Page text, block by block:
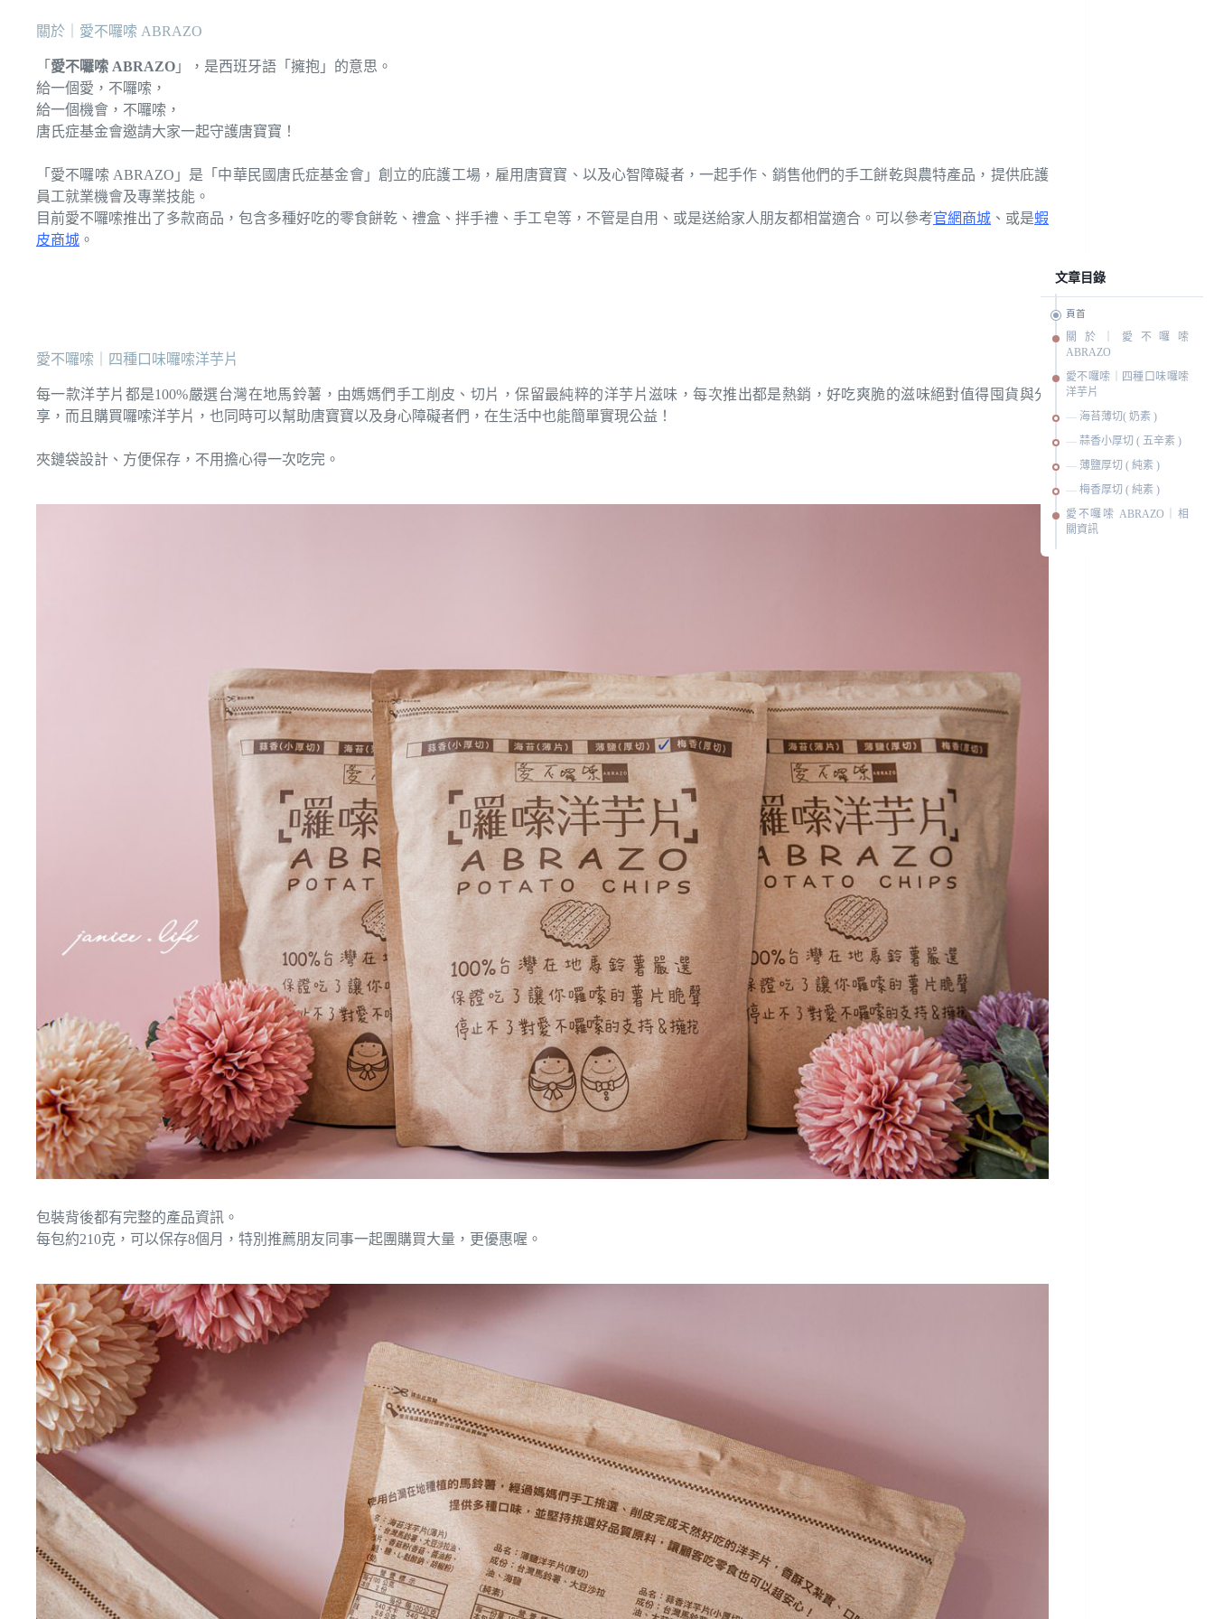
關於｜愛不囉嗦 ABRAZO
「 愛不囉嗦 ABRAZO 」，是西班牙語「擁抱」的意思。
給一個愛，不囉嗦，
給一個機會，不囉嗦，
唐氏症基金會邀請大家一起守護唐寶寶！
「愛不囉嗦 ABRAZO」是「中華民國唐氏症基金會」創立的庇護工場，雇用唐寶寶、以及心智障礙者，一起手作、銷售他們的手工餅乾與農特產品，提供庇護
員工就業機會及專業技能。
目前愛不囉嗦推出了多款商品，包含多種好吃的零食餅乾、禮盒、拌手禮、手工皂等，不管是自用、或是送給家人朋友都相當適合。可以參考官網商城、或是蝦
皮商城 。
愛不囉嗦｜四種口味囉嗦洋芋片
每一款洋芋片都是100%嚴選台灣在地馬鈴薯，由媽媽們手工削皮、切片，保留最純粹的洋芋片滋味，每次推出都是熱銷，好吃爽脆的滋味絕對值得囤貨與分
享，而且購買囉嗦洋芋片，也同時可以幫助唐寶寶以及身心障礙者們，在生活中也能簡單實現公益！
夾鏈袋設計、方便保存，不用擔心得一次吃完。
包裝背後都有完整的產品資訊。
每包約210克，可以保存8個月，特別推薦朋友同事一起團購買大量，更優惠喔。
文章目錄
頁首
關於｜愛不囉嗦
ABRAZO
愛不囉嗦｜四種口味囉嗦
洋芋片
海苔薄切( 奶素 )
蒜香小厚切 ( 五辛素 )
薄鹽厚切 ( 純素 )
梅香厚切 ( 純素 )
愛不囉嗦 ABRAZO｜相
關資訊